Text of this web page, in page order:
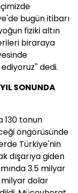
bugün itibarı
fiziki altın
biraraya
dedi.
SONUNDA
130 tonun
öngörüsünde
Türkiye'nin
dışarıya giden
3.5 milyar
milyar dolar